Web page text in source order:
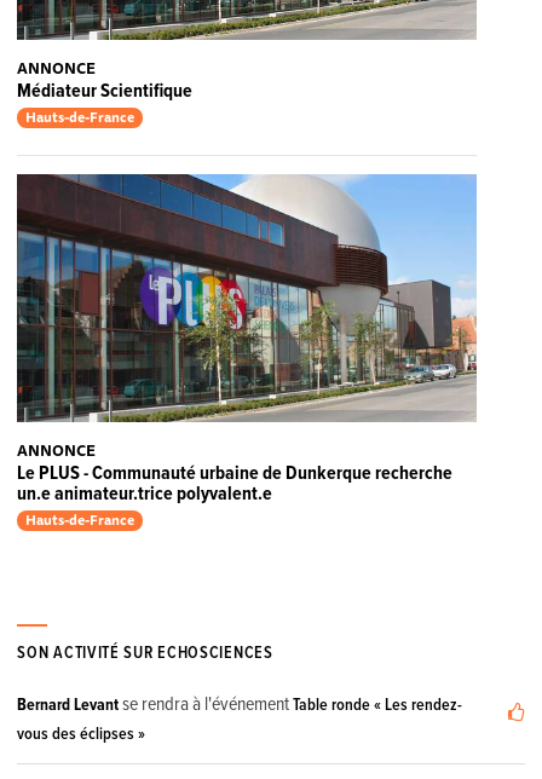
ANNONCE
Médiateur Scientifique
Hauts-de-France
ANNONCE
Le PLUS - Communauté urbaine de Dunkerque recherche
un.e animateur.trice polyvalent.e
Hauts-de-France
SON ACTIVITÉ SUR ECHOSCIENCES
Bernard Levantse rendra à l'événementTable ronde « Les rendez-
vous des éclipses »